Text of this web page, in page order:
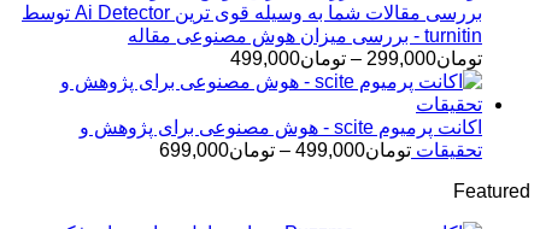
تا
تومان499,000
بررسی مقالات شما به وسیله قوی ترین Ai Detector توسط
turnitin - بررسی میزان هوش مصنوعی مقاله
تومان299,000
– تومان499,000محدوده
قیمت:
تا
تومان499,000
اکانت پرمیوم scite - هوش مصنوعی برای پژوهش و
تحقیقات تومان499,000
– تومان699,000محدوده
Featured